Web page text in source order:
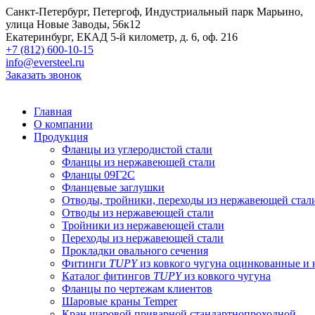
Санкт-Петербург, Петергоф, Индустриальный парк Марьино,
улица Новые Заводы, 56к12
Екатеринбург, ЕКАД 5-й километр, д. 6, оф. 216
+7 (812) 600-10-15
info@eversteel.ru
Заказать звонок
Главная
О компании
Продукция
Фланцы из углеродистой стали
Фланцы из нержавеющей стали
Фланцы 09Г2С
Фланцевые заглушки
Отводы, тройники, переходы из нержавеющей
Отводы из нержавеющей стали
Тройники из нержавеющей стали
Переходы из нержавеющей стали
Прокладки овального сечения
Фитинги TUPYиз ковкого чугуна оцинкованные и
Каталог фитингов TUPYиз ковкого чугуна
Фланцы по чертежам клиентов
Шаровые краны Temper